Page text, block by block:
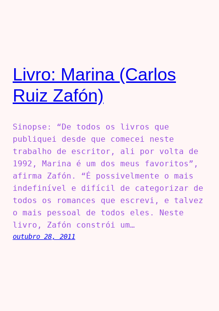
Livro: Marina (Carlos
Ruiz Zafón)
Sinopse: “De todos os livros que
publiquei desde que comecei neste
trabalho de escritor, ali por volta de
1992, Marina é um dos meus favoritos”,
afirma Zafón. “É possivelmente o mais
indefinível e difícil de categorizar de
todos os romances que escrevi, e talvez
o mais pessoal de todos eles. Neste
livro, Zafón constrói um…
outubro 28, 2011